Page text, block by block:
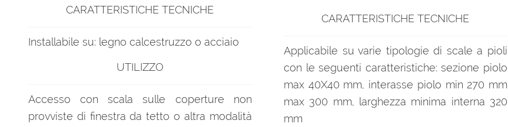
CARATTERISTICHE TECNICHE
Installabile su: legno calcestruzzo o acciaio
UTILIZZO
Accesso con scala sulle coperture non
provviste di finestra da tetto o altra modalità
CARATTERISTICHE TECNICHE
Applicabile su varie tipologie di scale a pioli
con le seguenti caratteristiche: sezione piolo
max 40X40 mm, interasse piolo min 270 mm
max 300 mm, larghezza minima interna 320
mm